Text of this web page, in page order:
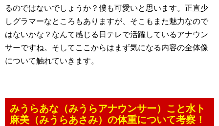
るのではないでしょうか？僕も可愛いと思います。正直少
しグラマーなところもありますが、そこもまた魅力なので
はないかな？なんて感じる日テレで活躍しているアナウン
サーですね。そしてここからはまず気になる内容の全体像
について触れていきます。
みうらあな（みうらアナウンサー）こと水ト
麻美（みうらあさみ）の体重について考察！